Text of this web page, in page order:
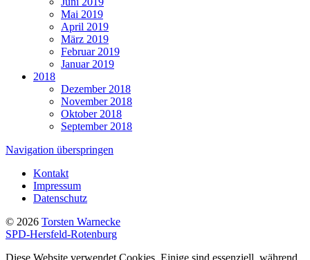
Mai 2019
April 2019
März 2019
Februar 2019
Januar 2019
2018
Dezember 2018
November 2018
Oktober 2018
September 2018
Navigation überspringen
Kontakt
Impressum
Datenschutz
© 2026 Torsten Warnecke
SPD-Hersfeld-Rotenburg
Diese Website verwendet Cookies. Einige sind essenziell, während